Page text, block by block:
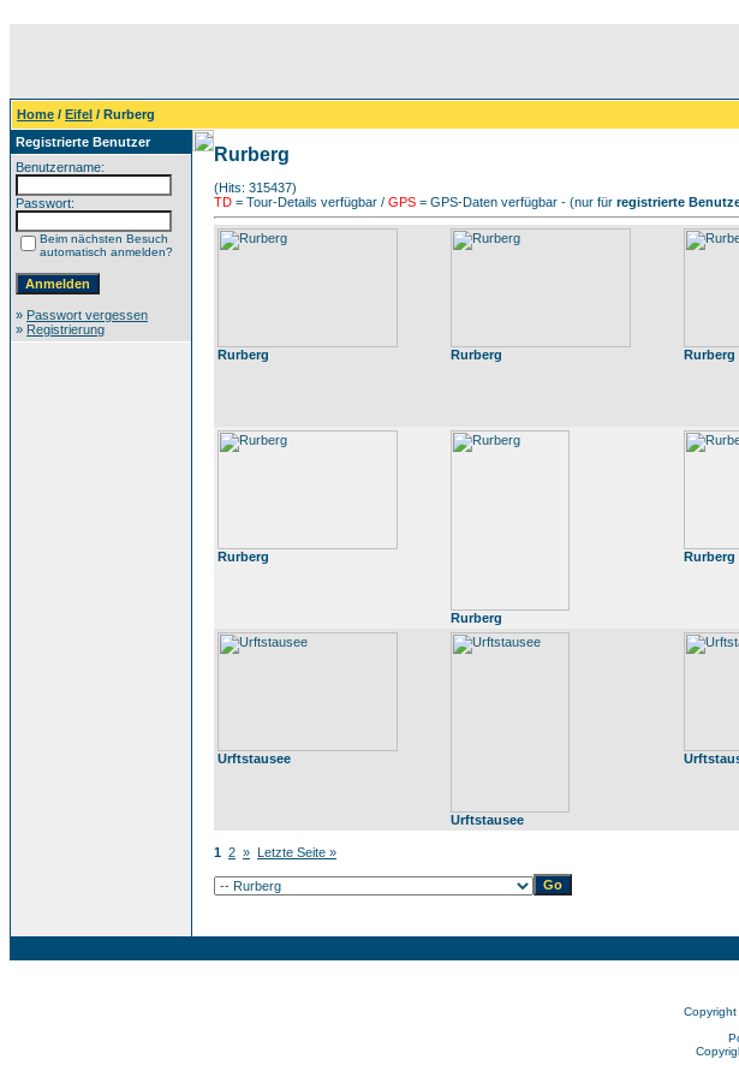
Home / Eifel / Rurberg
Registrierte Benutzer
Benutzername:
Passwort:
Beim nächsten Besuch
automatisch anmelden?
» Passwort vergessen
» Registrierung
Rurberg
(Hits: 315437)
TD = Tour-Details verfügbar / GPS = GPS-Daten verfügbar - (nur für registrierte
Rurberg Rurberg Rurberg
Rurberg
Rurberg
Rurberg
Urftstausee
Urftstausee
1 2 » Letzte Seite »